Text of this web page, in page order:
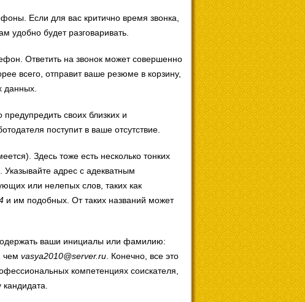
Если для вас критично время звонка,
удобно будет разговаривать.
Ответить на звонок может совершенно
всего, отправит ваше резюме в корзину,
данных.
своих близких и
поступит в ваше отсутствие.
Здесь тоже есть несколько тонких
адрес с адекватным
или нелепых слов, таких как
и им подобных. От таких названий может
ваши инициалы или фамилию:
чем vasya2010@server.ru . Конечно, все это
компетенциях соискателя,